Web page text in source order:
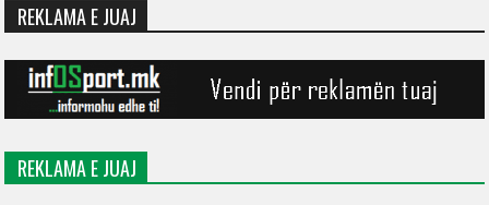
REKLAMA E JUAJ
REKLAMA E JUAJ